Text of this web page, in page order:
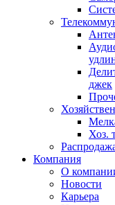
джек
Хоз.
Компания
О
Новости
Карьера